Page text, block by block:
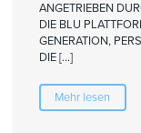
ANGETRIEBEN
DIE BLU
GENERATION,
DIE […]
Mehr lesen